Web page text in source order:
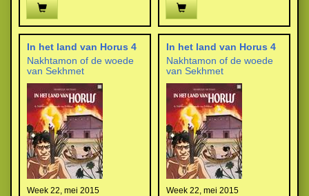
In het land van Horus 4
Nakhtamon of de woede
van Sekhmet
Week 22, mei 2015
In het land van Horus 4
Nakhtamon of de woede
van Sekhmet
Week 22, mei 2015